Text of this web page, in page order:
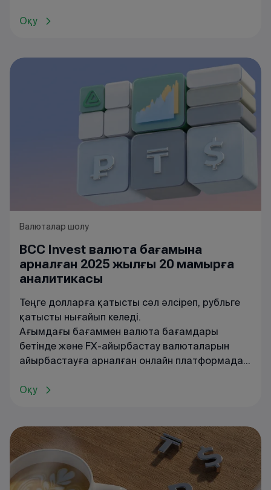
Оқу
Валюталар шолу
BCC Invest валюта бағамына
арналған 2025 жылғы 20 мамырға
аналитикасы
Теңге долларға қатысты сәл әлсіреп, рубльге
қатысты нығайып келеді.
Ағымдағы бағаммен валюта бағамдары
бетіндежәне FX-айырбастау валюталарын
айырбастауға арналған онлайн платформада
Оқу